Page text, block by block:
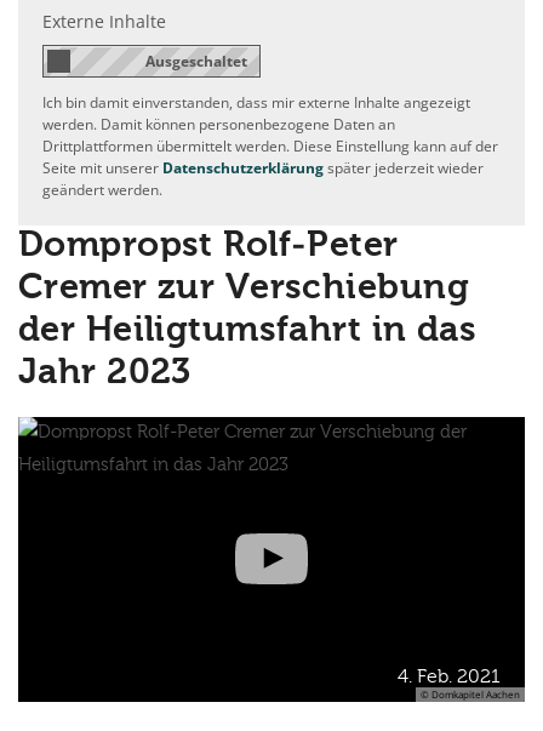
Externe Inhalte
Ich bin damit einverstanden, dass mir externe Inhalte angezeigt
werden. Damit können personenbezogene Daten an
Drittplattformen übermittelt werden. Diese Einstellung kann auf der
Seite mit unserer Datenschutzerklärungspäter jederzeit wieder
geändert werden.
Dompropst Rolf-Peter
Cremer zur Verschiebung
der Heiligtumsfahrt in das
Jahr 2023
4. Feb. 2021
© Domkapitel Aachen